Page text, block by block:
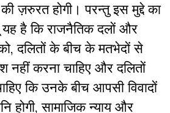
ज़रुरत होगी। परन्तु इस मुद्दे का
है कि राजनैतिक दलों और
को, दलितों के बीच के मतभेदों से
नहीं करना चाहिए और दलितों
कि उनके बीच आपसी विवादों
होगी, सामाजिक न्याय और